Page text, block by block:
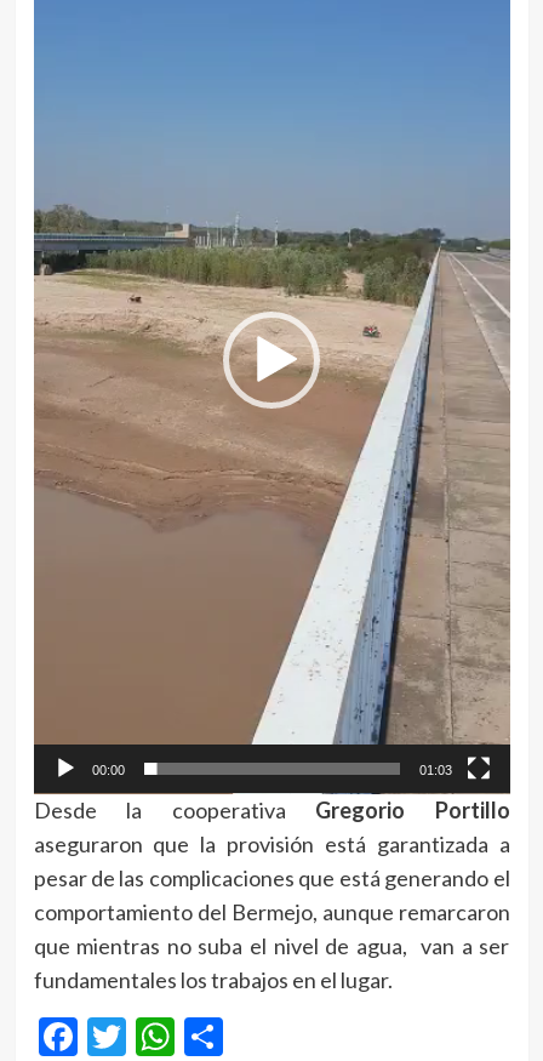
00:00 01:03
Desde la cooperativa Gregorio Portillo
aseguraron que la provisión está garantizada a
pesar de las complicaciones que está generando el
comportamiento del Bermejo, aunque remarcaron
que mientras no suba el nivel de agua, van a ser
fundamentales los trabajos en el lugar.
Facebook
Twitter
WhatsApp
Compartir